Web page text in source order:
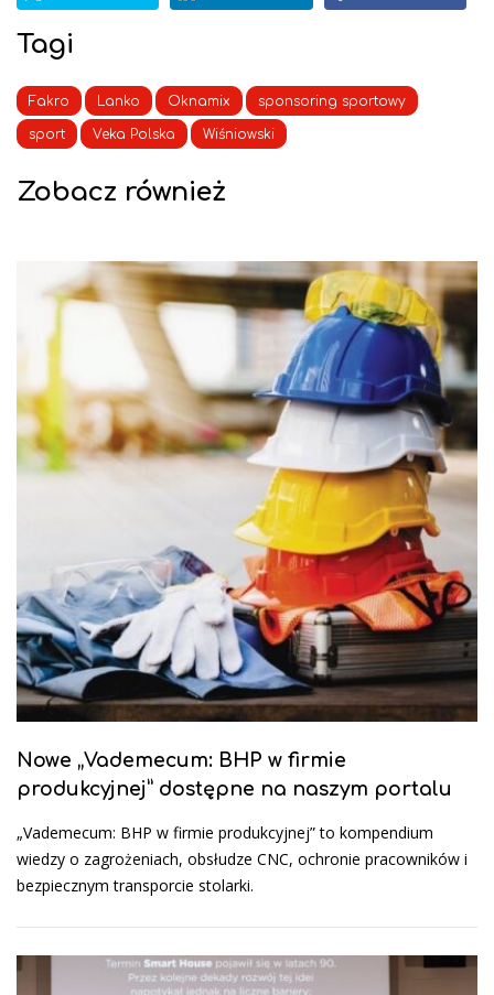
Tagi
Fakro Lanko Oknamix sponsoring sportowy
sport Veka Polska Wiśniowski
Zobacz również
Nowe „Vademecum: BHP w firmie
produkcyjnej” dostępne na naszym portalu
„Vademecum: BHP w firmie produkcyjnej” to kompendium
wiedzy o zagrożeniach, obsłudze CNC, ochronie pracowników i
bezpiecznym transporcie stolarki.